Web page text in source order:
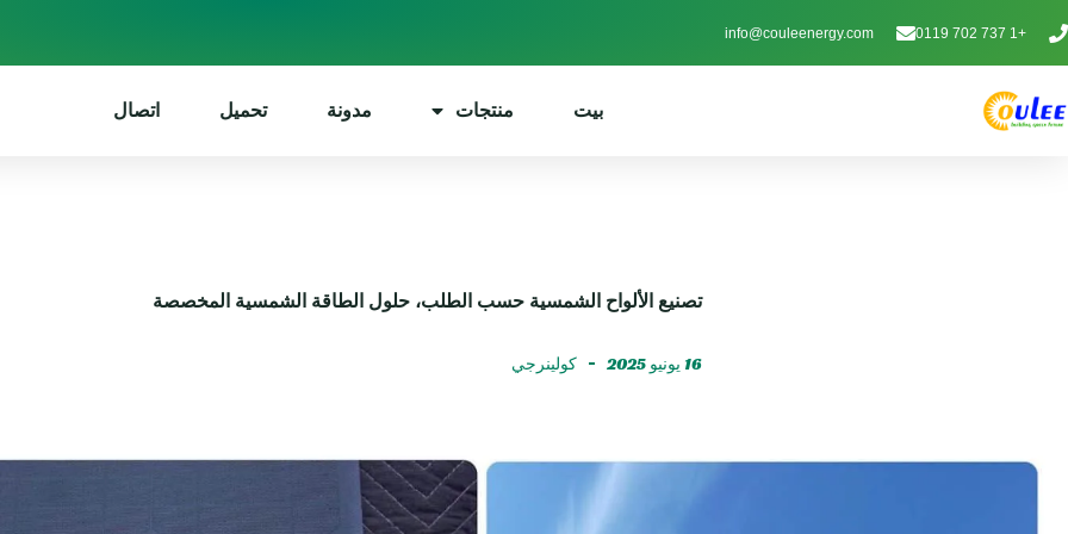
+1 737 702 0119
info@couleenergy.com
بيت منتجات مدونة تحميل اتصال
تصنيع الألواح الشمسية حسب الطلب، حلول الطاقة الشمسية المخصصة
16 يونيو 2025 كولينرجي